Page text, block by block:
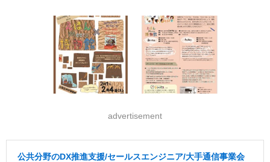
advertisement
公共分野のDX推進支援/セールスエンジニア/大手通信事業会